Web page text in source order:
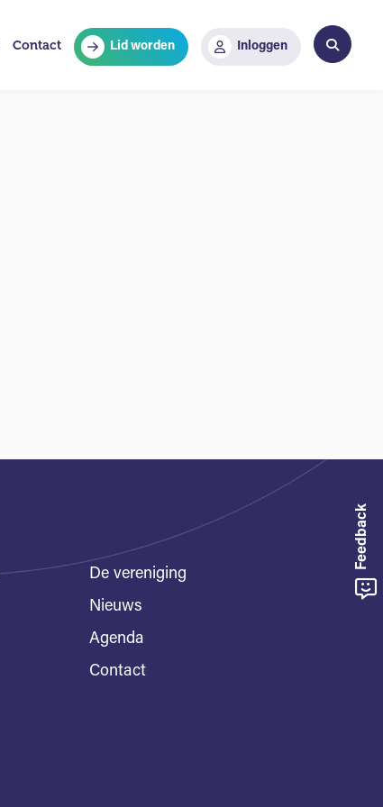
Contact Lid worden Inloggen
De vereniging
Nieuws
Agenda
Contact
Feedback